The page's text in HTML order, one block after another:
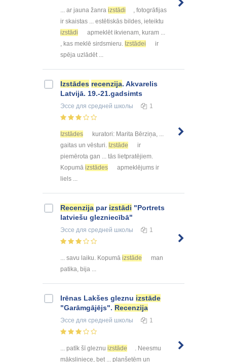
... ar jauna žanra izstādi
, fotogrāfijas
ir skaistas ... estētiskās bildes, ieteiktu
izstādi
apmeklēt ikvienam, kuram ...
, kas meklē sirdsmieru. Izstādei
ir
spēja uzlādēt ...
Izstādes recenzija. Akvarelis
Latvijā. 19.-21.gadsimts
Эссе для средней школы 1
Izstādes
kuratori: Marita Bērziņa, ...
gaitas un vēsturi. Izstāde
ir
piemērota gan ... tās lietpratējiem.
Kopumā izstādes
apmeklējums ir
liels ...
Recenzija par izstādi "Portrets
latviešu glezniecībā"
Эссе для средней школы 1
... savu laiku. Kopumā izstāde
man
patika, bija ...
Irēnas Lakšes gleznu izstāde
"Garāmgājējs". Recenzija
Эссе для средней школы 1
... patīk šī gleznu izstāde
. Neesmu
māksliniece, bet ... planšetēm un